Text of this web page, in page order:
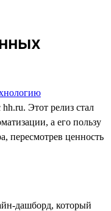
hh.ru. Этот релиз стал
а его пользу
пересмотрев ценность
дашборд, который